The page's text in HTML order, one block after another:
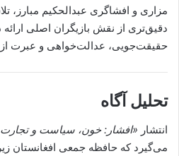
مزاری و افشاگری عبدالحکیم مبارز،
دقیق‌تری از نقش بازیگران اصلی
حقیقت‌جویی، عدالت‌خواهی و عبرت
تحلیل آگاه
انتشار «افشار: خون، سیاست و
می‌گیرد که حافظه جمعی افغانستان